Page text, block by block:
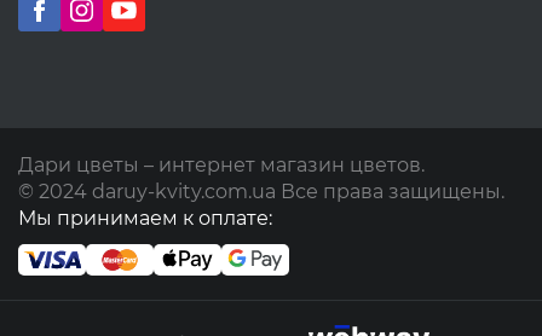
Дари цветы – интернет магазин цветов.
© 2024 daruy-kvity.com.ua Все права защищены.
Мы принимаем к оплате: